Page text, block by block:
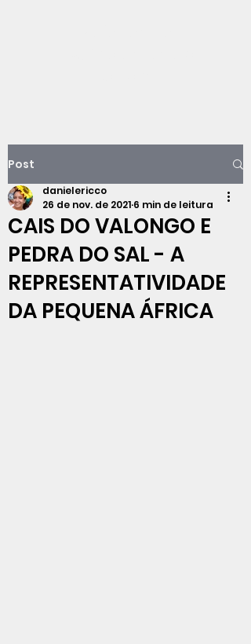
Post
CAIS DO VALONGO E
PEDRA DO SAL - A
REPRESENTATIVIDADE
DA PEQUENA ÁFRICA
danielericco
26 de nov. de 2021 6 min de leitura